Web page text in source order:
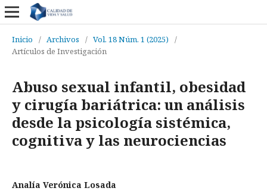
Inicio / Archivos / Vol. 18 Núm. 1 (2025)
/
Artículos de Investigación
Abuso sexual infantil, obesidad
y cirugía bariátrica: un análisis
desde la psicología sistémica,
cognitiva y las neurociencias
Analía Verónica Losada